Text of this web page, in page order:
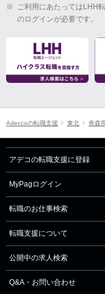
※ ご利用にあたってはLHH
のログインが必要です。
Adeccoの転職支援 東北 青森
アデコの転職支援に登録
MyPagログイン
転職のお仕事検索
転職支援について
公開中の求人検索
Q&A・お問い合わせ